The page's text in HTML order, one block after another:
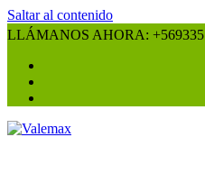
Saltar al contenido
LLÁMANOS AHORA: